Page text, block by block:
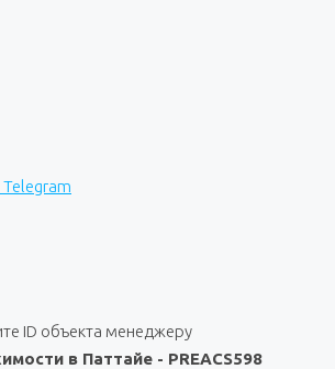
Telegram
ID объекта менеджеру
в Паттайе - PREACS598